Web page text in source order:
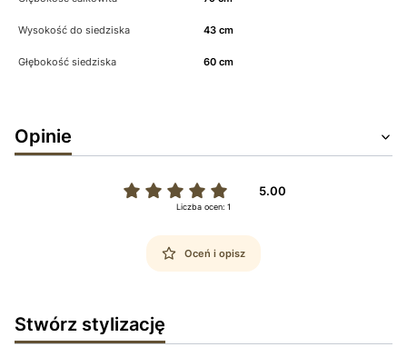
Wysokość do siedziska 43 cm
Głębokość siedziska 60 cm
Opinie
5.00
Liczba ocen: 1
Oceń i opisz
Stwórz stylizację